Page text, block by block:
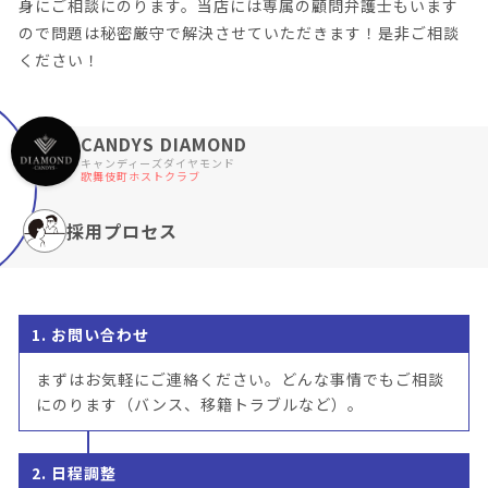
身にご相談にのります。当店には専属の顧問弁護士もいます
ので問題は秘密厳守で解決させていただきます！是非ご相談
ください！
CANDYS DIAMOND
キャンディーズダイヤモンド
歌舞伎町ホストクラブ
採用プロセス
1. お問い合わせ
まずはお気軽にご連絡ください。どんな事情でもご相談
にのります（バンス、移籍トラブルなど）。
2. 日程調整